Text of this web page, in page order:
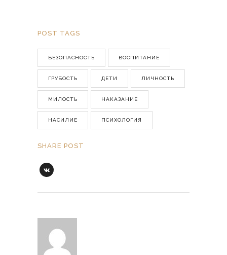
POST TAGS
БЕЗОПАСНОСТЬ ВОСПИТАНИЕ
ГРУБОСТЬ ДЕТИ ЛИЧНОСТЬ
МИЛОСТЬ НАКАЗАНИЕ
НАСИЛИЕ ПСИХОЛОГИЯ
SHARE POST